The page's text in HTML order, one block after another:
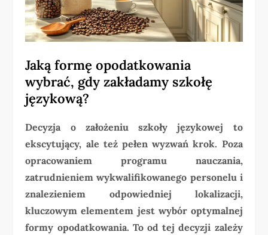
Jaką formę opodatkowania
wybrać, gdy zakładamy szkołę
językową?
Decyzja o założeniu szkoły językowej to
ekscytujący, ale też pełen wyzwań krok. Poza
opracowaniem programu nauczania,
zatrudnieniem wykwalifikowanego personelu i
znalezieniem odpowiedniej lokalizacji,
kluczowym elementem jest wybór optymalnej
formy opodatkowania. To od tej decyzji zależy